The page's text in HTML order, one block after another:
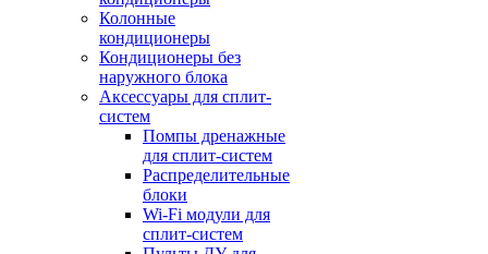
Колонные
кондиционеры
Кондиционеры без
наружного блока
Аксессуары для сплит-
систем
Помпы дренажные
для сплит-систем
Распределительные
блоки
Wi-Fi модули для
сплит-систем